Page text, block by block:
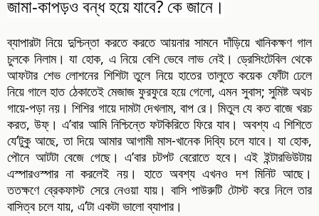
জামা-কাপড়ও বন্ধ হয়ে যাবে? কে জানে।
ব্যাপারটা নিয়ে দুশ্চিন্তা করতে করতে আয়নার সামনে দাঁড়িয়ে খানিকক্ষণ গাল
চুলকে নিলাম। যা হোক, এ নিয়ে বেশি ভেবে লাভ নেই। ড্রেসিংটেবিল থেকে
আফটার শেভ লোশনের শিশিটা তুলে নিয়ে হাতের তালুতে কয়েক ফোঁটা ঢেলে
নিয়ে গালে হাত ঠেকাতেই মেজাজ ফুরফুরে হয়ে গেলো, এমন সুবাস; সুমিষ্ট অথচ
গায়ে-পড়া নয়। শিশির গায়ে দামটা দেখলাম, বাপ রে। মিতুল যে কত বাজে খরচ
করত, উফ্‌। এ’বার আমি নিশ্চিন্তে ফটকিরিতে ফিরে যাব। অবশ্য এ শিশিতে
যে’টুকু আছে, তা দিয়ে আমার আগামী মাস-খানেক দিব্যি চলে যাবে। যা হোক,
পৌনে আটটা বেজে গেছে। এ’বার চটপট বেরোতে হবে। এই ইন্টারভিউটায়
এস্পারওস্পার না করলেই নয়। হাতে অবশ্য এখনও দশ মিনিট আছে।
ততক্ষণে ব্রেকফাস্ট সেরে নেওয়া যায়। বাসি পাউরুটি টোস্ট করে নিলে তার
বাসিত্ব চলে যায়, এ’টা একটা ভালো ব্যাপার।